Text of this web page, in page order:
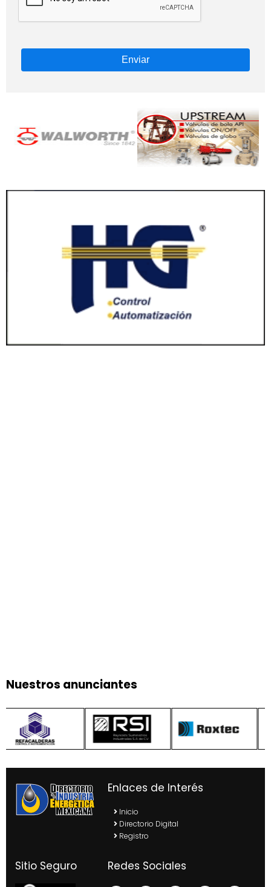
Enviar
Nuestros anunciantes
Enlaces de Interés
Inicio
Directorio Digital
Registro
Sitio Seguro Redes Sociales